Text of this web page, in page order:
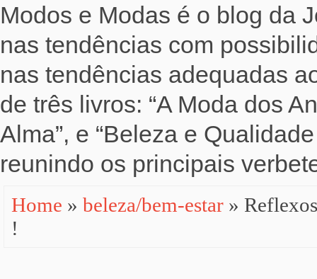
Modos e Modas é o blog da
nas tendências com
nas tendências adequadas
de três livros: “A Moda dos
Alma”, e “Beleza e
reunindo os principais
Home » beleza/bem-estar »
!